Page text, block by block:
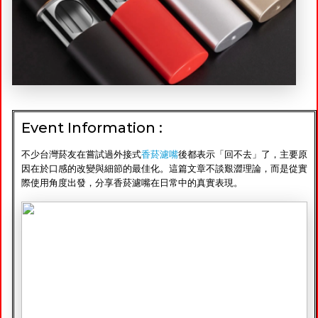
Event Information :
不少台灣菸友在嘗試過外接式香菸濾嘴後都表示「回不去」了，主要原
因在於口感的改變與細節的最佳化。這篇文章不談艱澀理論，而是從實
際使用角度出發，分享香菸濾嘴在日常中的真實表現。